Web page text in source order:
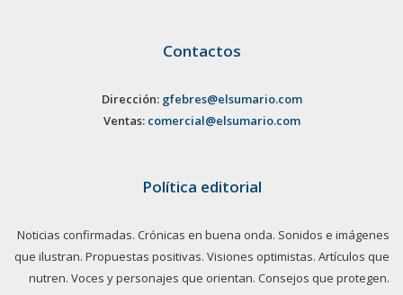
Contactos
Dirección: gfebres@elsumario.com
Ventas: comercial@elsumario.com
Política editorial
Noticias confirmadas. Crónicas en buena onda. Sonidos e imágenes
que ilustran. Propuestas positivas. Visiones optimistas. Artículos que
nutren. Voces y personajes que orientan. Consejos que protegen.